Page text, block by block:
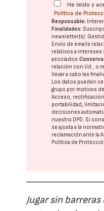
He leído y
Política de
Responsable:
Finalidades:
newsletter(s).
Envío de emails
relativos a intereses
asociados.
relación con Ud., o
llevar a cabo las
Los datos pueden
grupo por motivos
Acceso,
portabilidad,
decisiones
nuestro DPD . Si
se ajusta a la
reclamación ante la
Política de
Jugar sin